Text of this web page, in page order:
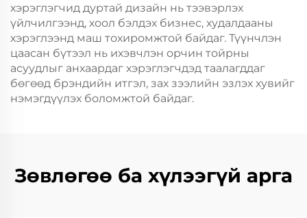
хэрэглэгчид дуртай дизайн нь тээвэрлэх
үйлчилгээнд, хоол бэлдэх бизнес, худалдааны
хэрэглээнд маш тохиромжтой байдаг. Түүнчлэн
цаасан бүтээл нь ихэвчлэн орчин тойрны
асуудлыг анхаардаг хэрэглэгчдэд таалагддаг
бөгөөд брэндийн итгэл, зах зээлийн эзлэх хувийг
нэмэгдүүлэх боломжтой байдаг.
Зөвлөгөө ба хүлээгүй арга